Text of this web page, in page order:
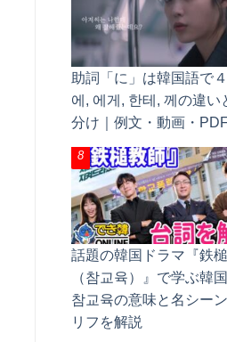
助詞「に」は韓国語で
에, 에게, 한테, 께の違い
分け｜例文・動画・
話題の韓国ドラマ『鉄
（참교육）』で学ぶ韓国
참교육の意味と名シー
リフを解説